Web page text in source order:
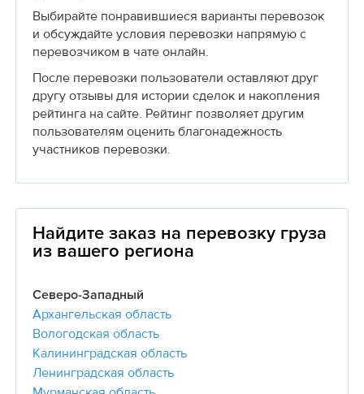
Выбирайте понравившиеся варианты перевозок
и обсуждайте условия перевозки напрямую с
перевозчиком в чате онлайн.
После перевозки пользователи оставляют друг
другу отзывы для истории сделок и накопления
рейтинга на сайте. Рейтинг позволяет другим
пользователям оценить благонадежность
участников перевозки.
Найдите заказ на перевозку груза
из вашего региона
Северо-Западный
Архангельская область
Вологодская область
Калининградская область
Ленинградская область